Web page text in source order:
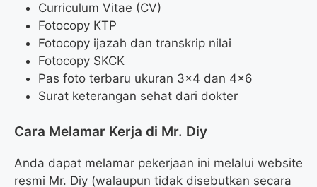
Curriculum Vitae (CV)
Fotocopy KTP
Fotocopy ijazah dan transkrip nilai
Fotocopy SKCK
Pas foto terbaru ukuran 3×4 dan 4×6
Surat keterangan sehat dari dokter
Cara Melamar Kerja di Mr. Diy
Anda dapat melamar pekerjaan ini melalui website
resmi Mr. Diy (walaupun tidak disebutkan secara